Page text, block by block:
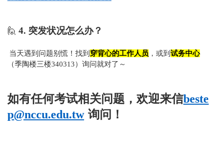
🙋 4. 突发状况怎么办？
当天遇到问题别慌！找到 穿背心的工作人员 ，或到 试务中心
（季陶楼三楼340313）询问就对了～
如有任何考试相关问题，欢迎来信beste
p@nccu.edu.tw 询问！